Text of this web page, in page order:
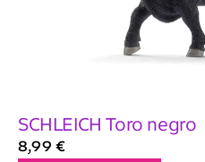
SCHLEICH Toro negro
8,99 €